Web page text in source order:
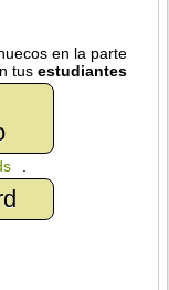
en la parte
tusestudiantes